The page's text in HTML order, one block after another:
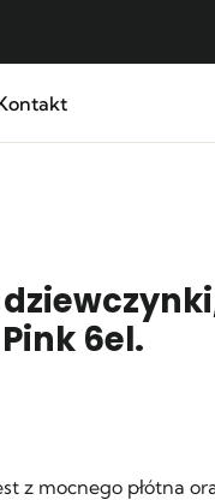
6el.
z mocnego płótna